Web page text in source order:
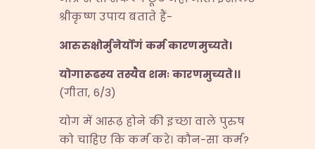
श्रीकृष्ण उपाय बताते हैं-
आरुरुक्षोर्मुनेर्योगं कर्म कारणमुच्यते।
योगारूढस्य तस्यैव शमः कारणमुच्यते।।
(गीता, 6/3)
योग में आरूढ़ होने की इच्छा वाले पुरुष
को चाहिए कि कर्म करे। कौन-सा कर्म?